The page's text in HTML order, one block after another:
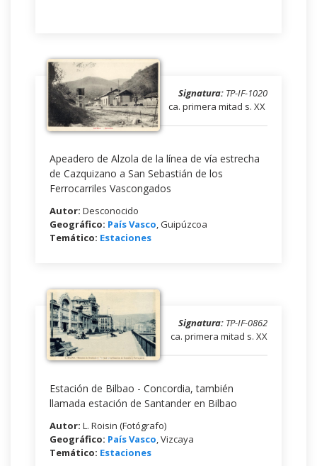
Signatura: TP-IF-1020
ca. primera mitad s. XX
Apeadero de Alzola de la línea de vía estrecha
de Cazquizano a San Sebastián de los
Ferrocarriles Vascongados
Autor: Desconocido
Geográfico: País Vasco, Guipúzcoa
Temático: Estaciones
Signatura: TP-IF-0862
ca. primera mitad s. XX
Estación de Bilbao - Concordia, también
llamada estación de Santander en Bilbao
Autor: L. Roisin (Fotógrafo)
Geográfico: País Vasco, Vizcaya
Temático: Estaciones